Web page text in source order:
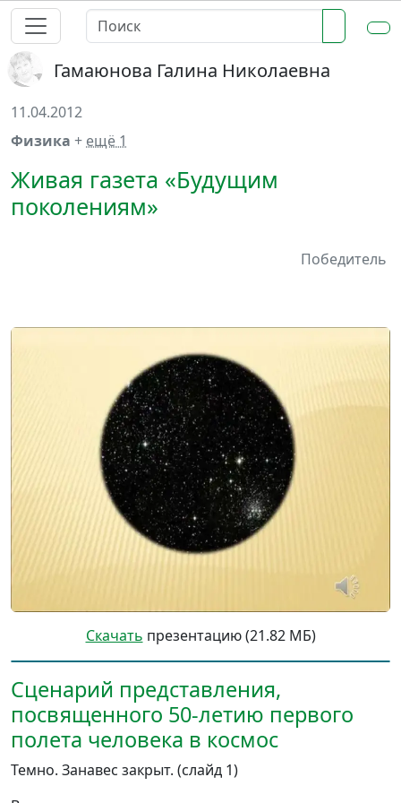
Гамаюнова Галина Николаевна
11.04.2012
Физика + ещё 1
Живая газета «Будущим
поколениям»
Победитель
Скачать презентацию (21.82 МБ)
Сценарий представления,
посвященного 50-летию первого
полета человека в космос
Темно. Занавес закрыт. (слайд 1)